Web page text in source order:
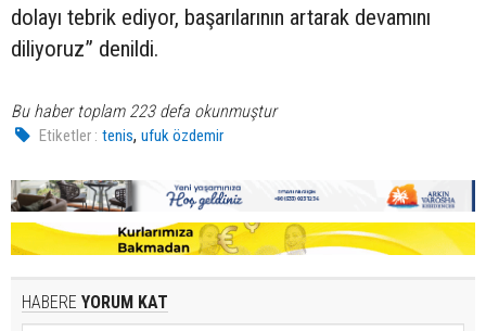
dolayı tebrik ediyor, başarılarının artarak devamını
diliyoruz” denildi.
Bu haber toplam 223 defa okunmuştur
Etiketler : tenis,ufuk özdemir
HABERE YORUM KAT